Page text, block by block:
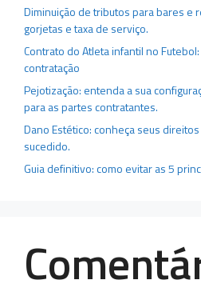
Diminuição de tributos para bares e
gorjetas e taxa de serviço.
Contrato do Atleta infantil no
contratação
Pejotização: entenda a sua
para as partes contratantes.
Dano Estético: conheça seus
sucedido.
Guia definitivo: como evitar as 5